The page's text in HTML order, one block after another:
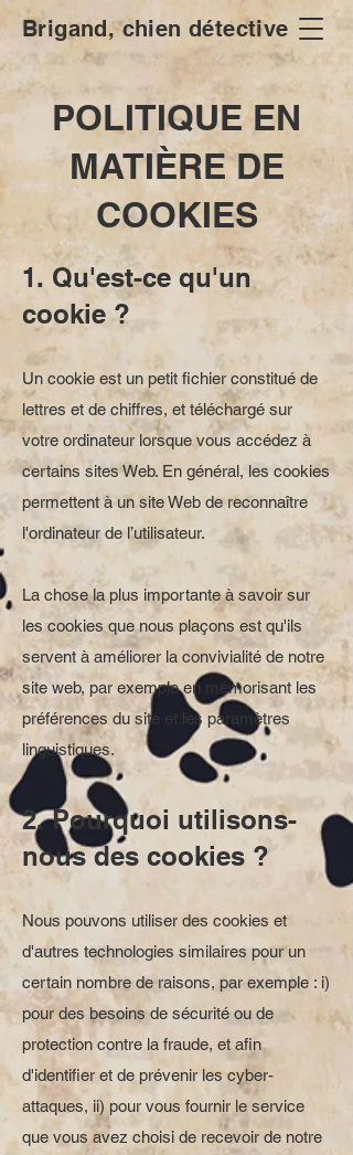
Brigand, chien détective
POLITIQUE EN
MATIÈRE DE
COOKIES
1. Qu'est-ce qu'un
cookie ?
Un cookie est un petit fichier constitué de
lettres et de chiffres, et téléchargé sur
votre ordinateur lorsque vous accédez à
certains sites Web. En général, les cookies
permettent à un site Web de reconnaître
l'ordinateur de l’utilisateur.
La chose la plus importante à savoir sur
les cookies que nous plaçons est qu'ils
servent à améliorer la convivialité de notre
site web, par exemple en mémorisant les
préférences du site et les paramètres
linguistiques.
2. Pourquoi utilisons-
nous des cookies ?
Nous pouvons utiliser des cookies et
d'autres technologies similaires pour un
certain nombre de raisons, par exemple : i)
pour des besoins de sécurité ou de
protection contre la fraude, et afin
d'identifier et de prévenir les cyber-
attaques, ii) pour vous fournir le service
que vous avez choisi de recevoir de notre